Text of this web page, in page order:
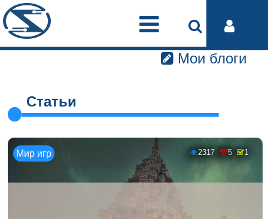
Мои блоги
Статьи
Мир игр 2317 5 1